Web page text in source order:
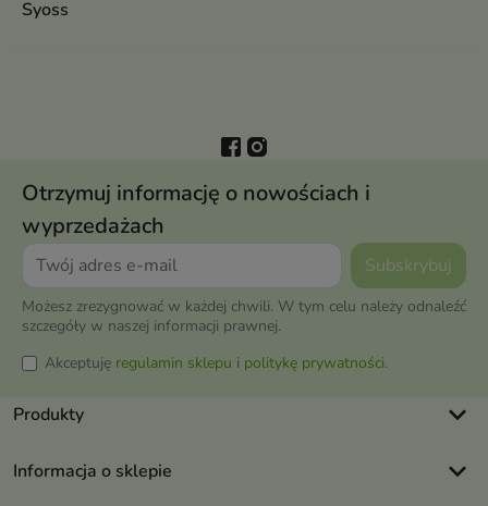
Syoss
Otrzymuj informację o nowościach i
wyprzedażach
Możesz zrezygnować w każdej chwili. W tym celu należy odnaleźć
szczegóły w naszej informacji prawnej.
Akceptuję regulamin sklepu i politykę prywatności.
Produkty keyboard_arrow_down
Informacja o sklepie keyboard_arrow_down